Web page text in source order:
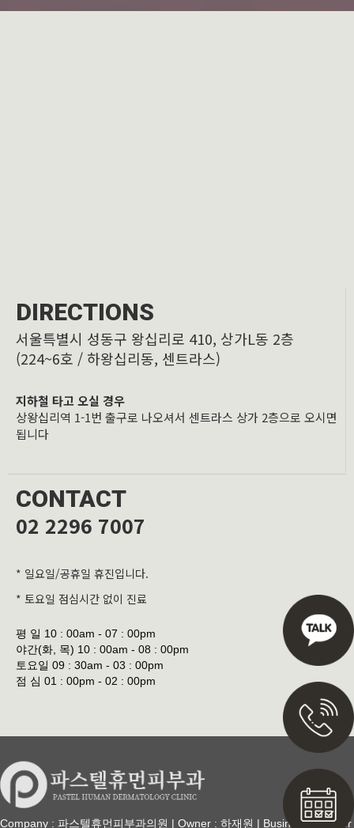
DIRECTIONS
서울특별시 성동구 왕십리로 410, 상가L동 2층
(224~6호 / 하왕십리동, 센트라스)
지하철 타고 오실 경우
상왕십리역 1-1번 출구로 나오셔서 센트라스 상가 2층으로 오시면
됩니다
CONTACT
02 2296 7007
* 일요일/공휴일 휴진입니다.
* 토요일 점심시간 없이 진료
평 일 10 : 00am - 07 : 00pm
야간(화, 목) 10 : 00am - 08 : 00pm
토요일 09 : 30am - 03 : 00pm
점 심 01 : 00pm - 02 : 00pm
Company : 파스텔휴먼피부과의원 | Owner : 하재원 | Business Number